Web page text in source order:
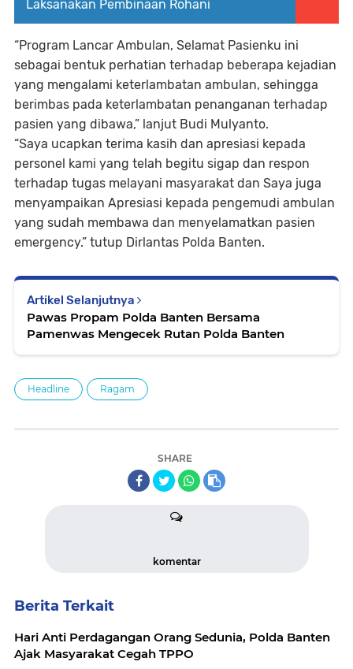
Laksanakan Pembinaan Rohani
“Program Lancar Ambulan, Selamat Pasienku ini
sebagai bentuk perhatian terhadap beberapa kejadian
yang mengalami keterlambatan ambulan, sehingga
berimbas pada keterlambatan penanganan terhadap
pasien yang dibawa,” lanjut Budi Mulyanto.
“Saya ucapkan terima kasih dan apresiasi kepada
personel kami yang telah begitu sigap dan respon
terhadap tugas melayani masyarakat dan Saya juga
menyampaikan Apresiasi kepada pengemudi ambulan
yang sudah membawa dan menyelamatkan pasien
emergency.” tutup Dirlantas Polda Banten.
Artikel Selanjutnya
Pawas Propam Polda Banten Bersama
Pamenwas Mengecek Rutan Polda Banten
Headline Ragam
SHARE
komentar
Berita Terkait
Hari Anti Perdagangan Orang Sedunia, Polda Banten
Ajak Masyarakat Cegah TPPO